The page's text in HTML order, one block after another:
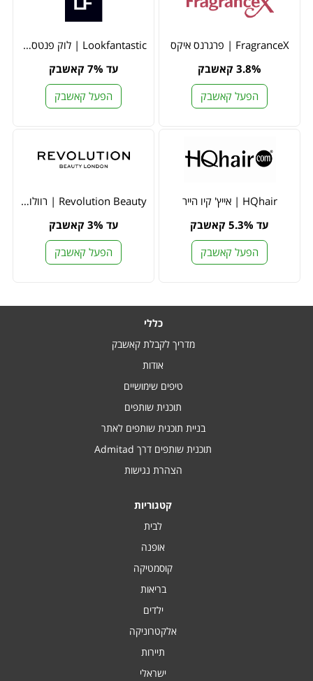
FragranceX | פרגרנס איקס
3.8% קאשבק
הפעל קאשבק
Lookfantastic | לוק פנטסטיק
עד 7% קאשבק
הפעל קאשבק
HQhair | אייץ' קיו הייר
עד 5.3% קאשבק
הפעל קאשבק
Revolution Beauty | רוולושיון ביוטי
עד 3% קאשבק
הפעל קאשבק
כללי
מדריך לקבלת קאשבק
אודות
טיפים שימושיים
תוכנית שותפים
בניית תוכנית שותפים לאתר
תוכנית שותפים דרך Admitad
הצהרת נגישות
קטגוריות
לבית
אופנה
קוסמטיקה
בריאות
ילדים
אלקטרוניקה
תיירות
ישראלי